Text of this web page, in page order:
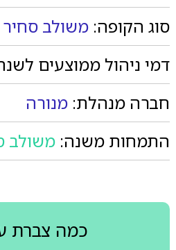
סוג הקופה: משולב סחיר
דמי ניהול ממוצעים
חברה מנהלת: מנורה
התמחות משנה: משולב
כמה צברת